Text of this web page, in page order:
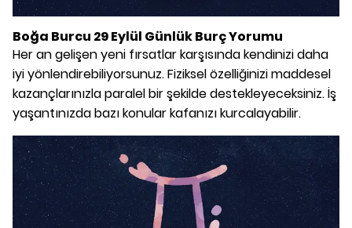
Boğa Burcu 29 Eylül Günlük Burç Yorumu
Her an gelişen yeni fırsatlar karşısında kendinizi daha
iyi yönlendirebiliyorsunuz. Fiziksel özelliğinizi maddesel
kazançlarınızla paralel bir şekilde destekleyeceksiniz. İş
yaşantınızda bazı konular kafanızı kurcalayabilir.